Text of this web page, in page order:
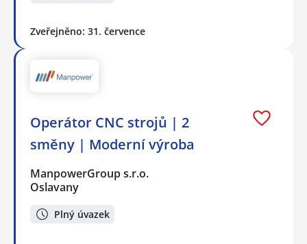
Zveřejněno: 31. července
Operátor CNC strojů | 2
směny | Moderní výroba
ManpowerGroup s.r.o.
Oslavany
Plný úvazek